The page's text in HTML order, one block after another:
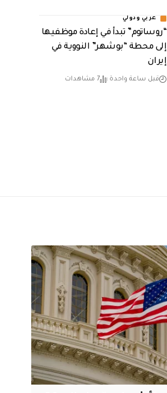
عربي ودولي
“روساتوم” تبدأ في إعادة موظفيها
إلى محطة “بوشهر” النووية في
إيران
قبل ساعة واحدة 7 مشاهدات